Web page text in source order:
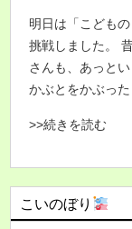
明日は「こども
挑戦しました。
さんも、あっと
かぶとをかぶっ
>>続きを読む
こいのぼり